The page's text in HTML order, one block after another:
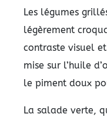
Les légumes
légèrement
contraste visuel
mise sur l’huile
le piment doux
La salade verte,